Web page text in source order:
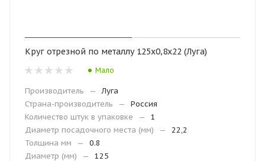
Круг отрезной по металлу 125х0,8х22 (Луга)
Мало
Производитель —
Луга
Страна-производитель
—
Россия
Количество штук в упаковке
—
1
Диаметр посадочного места (мм)
—
22,2
Толщина мм
—
0.8
Диаметр (мм)
—
125